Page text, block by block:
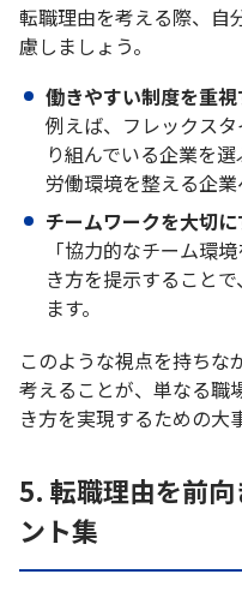
転職理由を考える際、自
慮しましょう。
働きやすい制度を重視
例えば、フレックス
り組んでいる企業を
労働環境を整える企業
チームワークを大切
「協力的なチーム環
き方を提示すること
ます。
このような視点を持ちな
考えることが、単なる職
き方を実現するための大
5. 転職理由を前
ント集